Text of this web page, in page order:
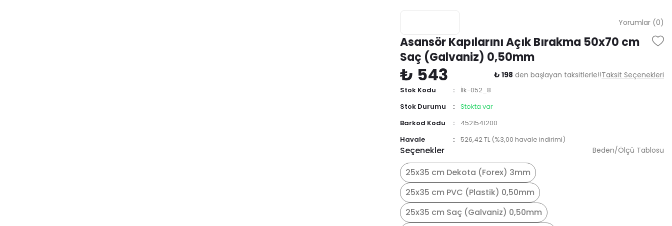
Yorumlar (0)
Asansör Kapılarını Açık Bırakma 50x70 cm
Saç (Galvaniz) 0,50mm
₺ 543 ₺ 198 den başlayan taksitlerle!!Taksit Seçenekleri
Stok Kodu
İlk-052_8
Stok Durumu
Stokta var
Barkod Kodu
4521541200
Havale
526,42 TL (%3,00 havale indirimi)
Seçenekler
25x35 cm Dekota (Forex) 3mm
25x35 cm PVC (Plastik) 0,50mm
25x35 cm Saç (Galvaniz) 0,50mm
Beden/Ölçü Tablosu